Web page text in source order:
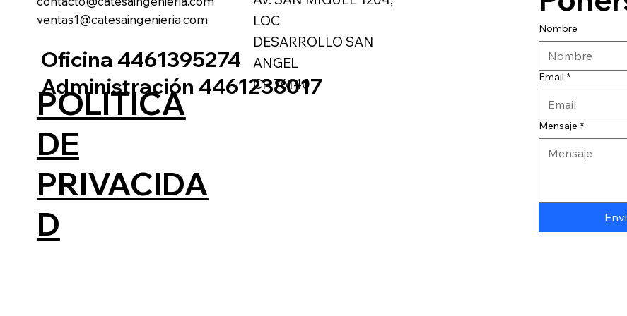
ventas1@catesaingenieria.com
POLITICA
DE
PRIVACIDA
D
Oficina 4461395274
Administración 4461238017
LOC
DESARROLLO SAN
ANGEL
CP 76140
Nombre
Email *
Mensaje *